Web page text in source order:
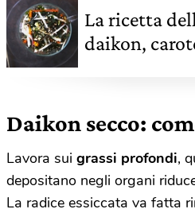
La ricetta
daikon,
Daikon secco:
Lavora sui grassi profondi,
depositano negli organi
La radice essiccata va fatta